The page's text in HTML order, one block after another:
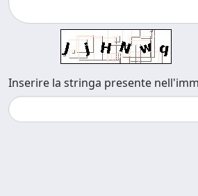
Inserire la stringa presente